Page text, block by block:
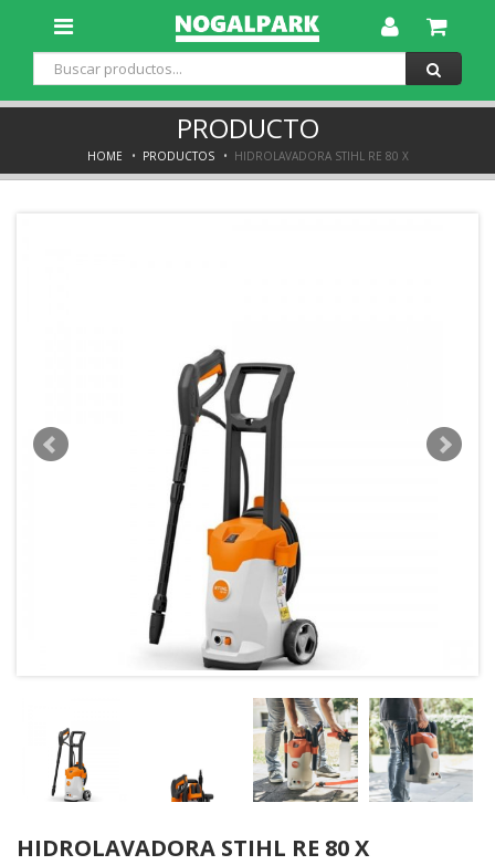
Toggle
Dropdown
PRODUCTO
HOME PRODUCTOS HIDROLAVADORA STIHL RE 80 X
HIDROLAVADORA STIHL RE 80 X